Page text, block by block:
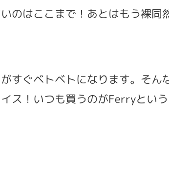
のはここまで！あとはもう裸同
すぐベトベトになります。そん
ス！いつも買うのがFerryとい